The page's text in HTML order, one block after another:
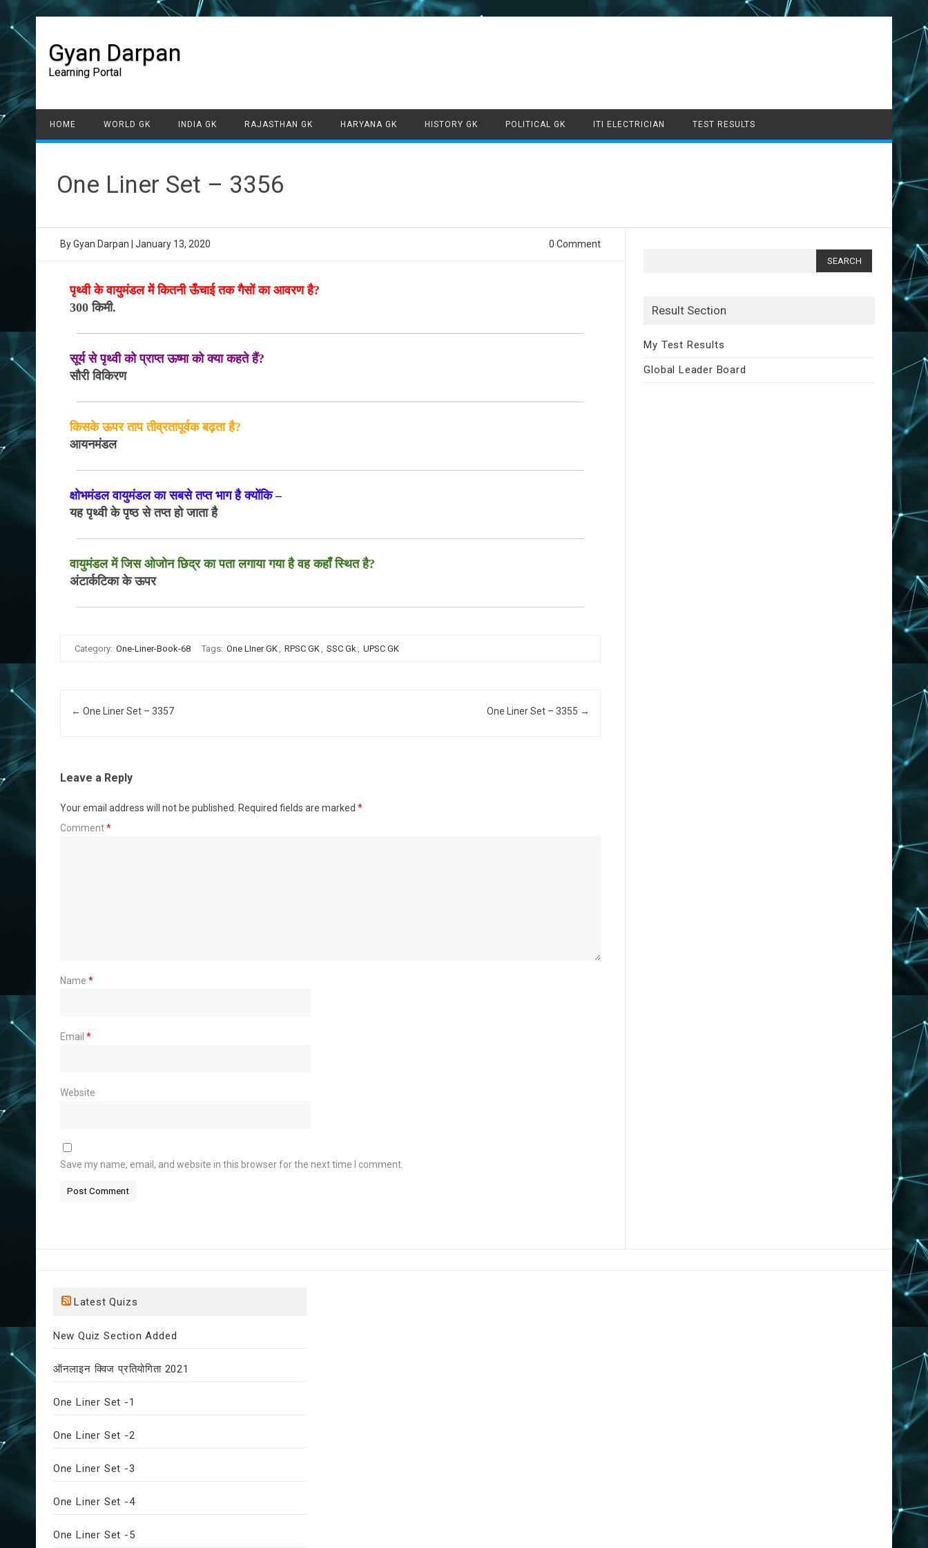
Gyan Darpan
Learning Portal
Skip to content
HOME WORLD GK INDIA GK RAJASTHAN GK HARYANA GK HISTORY GK POLITICAL GK ITI ELECTRICIAN TEST RESULTS
One Liner Set – 3356
ByGyan Darpan January 13, 2020 0 Comment
पृथ्वी के वायुमंडल में कितनी ऊँचाई तक गैसों का आवरण है?
300 किमी.
सूर्य से पृथ्वी को प्राप्त ऊष्मा को क्या कहते हैं?
सौरी विकिरण
किसके ऊपर ताप तीव्रतापूर्वक बढ़ता है?
आयनमंडल
क्षोभमंडल वायुमंडल का सबसे तप्त भाग है क्योंकि –
यह पृथ्वी के पृष्ठ से तप्त हो जाता है
वायुमंडल में जिस ओजोन छिद्र का पता लगाया गया है वह कहाँ स्थित है?
अंटार्कटिका के ऊपर
Category: One-Liner-Book-68 Tags: One LIner GK, RPSC GK, SSC Gk, UPSC GK
Post navigation
← One Liner Set – 3357 One Liner Set – 3355 →
Leave a Reply
Your email address will not be published. Required fields are marked *
Comment*
Name *
Email *
Website
Save my name, email, and website in this browser for the next time I comment.
Result Section
My Test Results
Global Leader Board
Latest Quizs
New Quiz Section Added
ऑनलाइन क्विज प्रतियोगिता 2021
One Liner Set -1
One Liner Set -2
One Liner Set -3
One Liner Set -4
One Liner Set -5